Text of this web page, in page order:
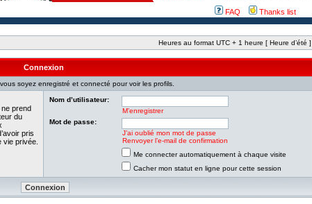
FAQ Thanks list
Heures au format UTC + 1 heure [ Heure d’été ]
Connexion
soyez enregistré et connecté pour voir les profils.
prend
du
pris
vie privée.
Nom d’utilisateur:
M’enregistrer
Mot de passe:
J’ai oublié mon mot de passe
Renvoyer l’e-mail de confirmation
Me connecter automatiquement à chaque visite
Cacher mon statut en ligne pour cette session